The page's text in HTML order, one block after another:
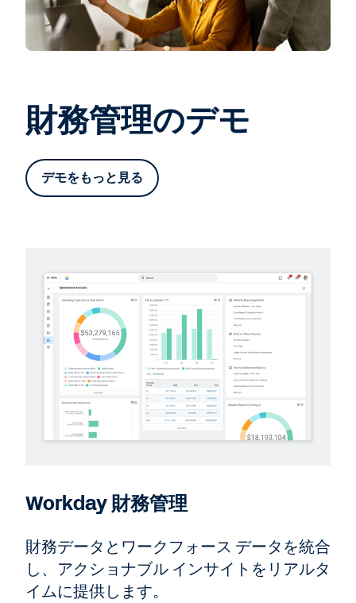
財務管理のデモ
デモをもっと見る
Workday 財務管理
財務データとワークフォース データを統合
し、アクショナブル インサイトをリアルタ
イムに提供します。